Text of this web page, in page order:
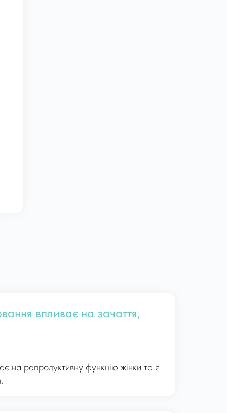
впливає на зачаття,
на репродуктивну функцію жінки та є